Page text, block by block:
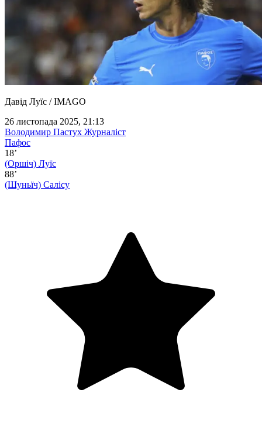
Давід Луїс / IMAGO
26 листопада 2025, 21:13
Володимир Пастух Журналіст
Пафос
18’
(Оршіч) Луїс
88’
(Шуньїч) Салісу